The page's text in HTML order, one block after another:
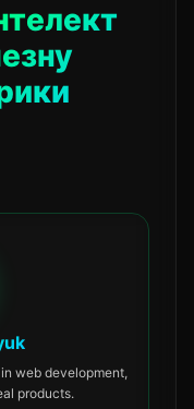
web development,
products.